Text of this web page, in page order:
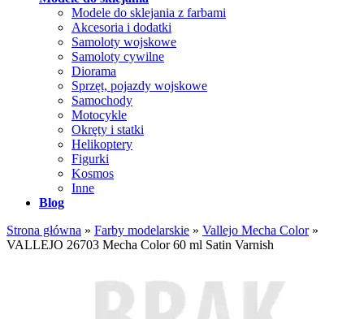
Modele do sklejania z farbami
Akcesoria i dodatki
Samoloty wojskowe
Samoloty cywilne
Diorama
Sprzęt, pojazdy wojskowe
Samochody
Motocykle
Okręty i statki
Helikoptery
Figurki
Kosmos
Inne
Blog
Strona główna » Farby modelarskie » Vallejo Mecha Color»
VALLEJO 26703 Mecha Color 60 ml Satin Varnish